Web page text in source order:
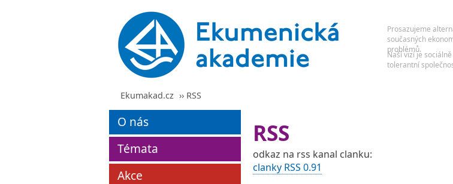
Ekumakad.cz ›› RSS
O nás
Témata
Akce
RSS
odkaz na rss kanal clanku:
clanky RSS 0.91